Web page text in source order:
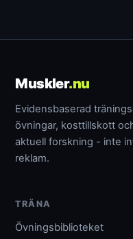
Muskler.nu
Evidensbaserad
övningar, kosttillskott
aktuell forskning - inte
reklam.
TRÄNA
Övningsbiblioteket